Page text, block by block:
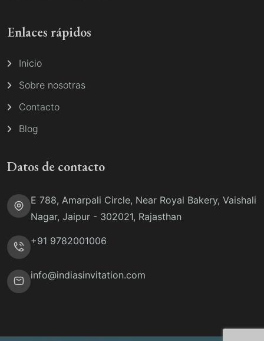
Enlaces rápidos
Inicio
Sobre nosotras
Contacto
Blog
Datos de contacto
E 788, Amarpali Circle, Near Royal Bakery, Vaishali
Nagar, Jaipur - 302021, Rajasthan
+91 9782001006
info@indiasinvitation.com